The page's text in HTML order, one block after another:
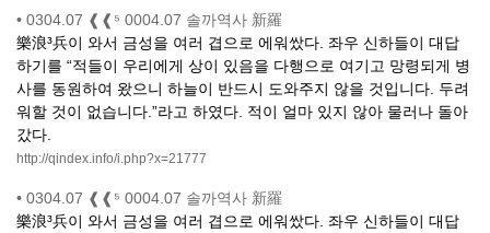
• 0304.07 ❰❰⁵ 0004.07 솔까역사 新羅
樂浪³兵이 와서 금성을 여러 겹으로 에워쌌다. 좌우 신하들이 대답
하기를 “적들이 우리에게 상이 있음을 다행으로 여기고 망령되게 병
사를 동원하여 왔으니 하늘이 반드시 도와주지 않을 것입니다. 두려
워할 것이 없습니다.”라고 하였다. 적이 얼마 있지 않아 물러나 돌아
갔다.
http://qindex.info/i.php?x=21777
• 0304.07 ❰❰⁵ 0004.07 솔까역사 新羅
樂浪³兵이 와서 금성을 여러 겹으로 에워쌌다. 좌우 신하들이 대답